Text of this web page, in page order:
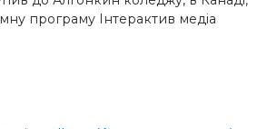
програму Інтерактив медіа